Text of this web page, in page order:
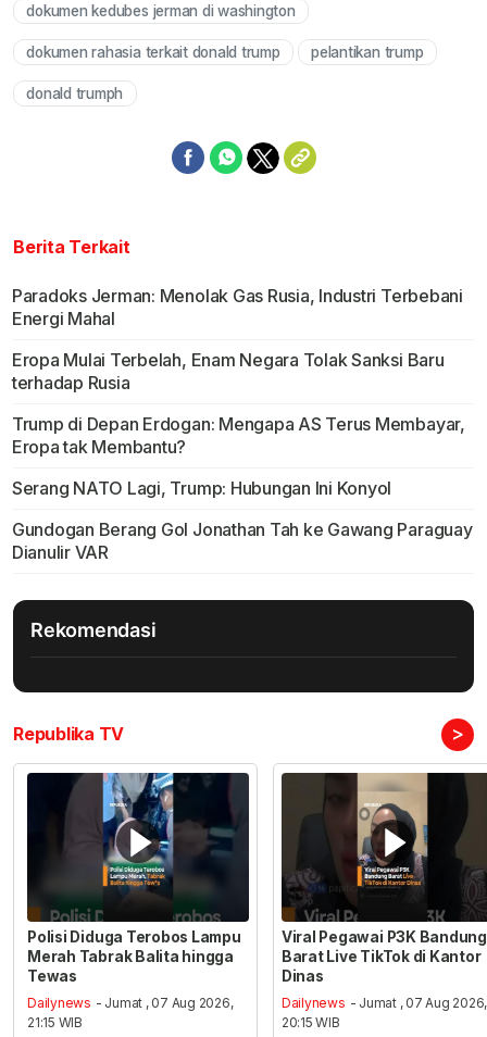
dokumen kedubes jerman di washington
dokumen rahasia terkait donald trump pelantikan trump
donald trumph
Berita Terkait
Paradoks Jerman: Menolak Gas Rusia, Industri Terbebani
Energi Mahal
Eropa Mulai Terbelah, Enam Negara Tolak Sanksi Baru
terhadap Rusia
Trump di Depan Erdogan: Mengapa AS Terus Membayar,
Eropa tak Membantu?
Serang NATO Lagi, Trump: Hubungan Ini Konyol
Gundogan Berang Gol Jonathan Tah ke Gawang Paraguay
Dianulir VAR
Rekomendasi
Republika TV >
Polisi Diduga Terobos Lampu
Merah Tabrak Balita hingga
Tewas
Dailynews - Jumat , 07 Aug 2026,
21:15 WIB
Viral Pegawai P3K Bandung
Barat Live TikTok di Kantor
Dinas
Dailynews - Jumat , 07 Aug 2026,
20:15 WIB